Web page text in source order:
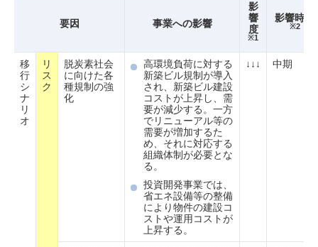
要因 事業への影響
影
響
度
※1
影響時期
※2
移
行
シ
ナ
リ
オ
リ
ス
ク
脱炭素社会
に向けた各
種規制の強
化
高環境負荷に対する
新築ビル規制が導入
され、新築ビル建設
コストが上昇し、需
要が減少する。一方
でリニューアル等の
需要が増加するた
め、それに対応する
組織体制が必要とな
る。
投資開発事業では、
省エネ設備等の整備
により物件の建設コ
ストや運用コストが
上昇する。
↓↓↓ 中期